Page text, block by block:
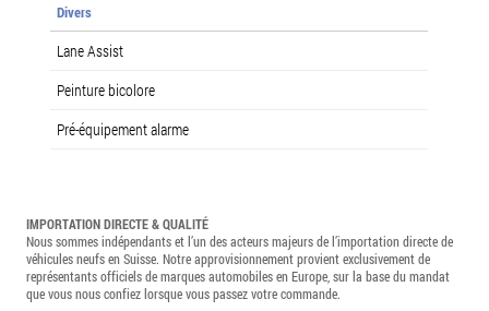
Divers
Lane Assist
Peinture bicolore
Pré-équipement alarme
IMPORTATION DIRECTE & QUALITÉ
Nous sommes indépendants et l’un des acteurs majeurs de l’importation directe de
véhicules neufs en Suisse. Notre approvisionnement provient exclusivement de
représentants officiels de marques automobiles en Europe, sur la base du mandat
que vous nous confiez lorsque vous passez votre commande.